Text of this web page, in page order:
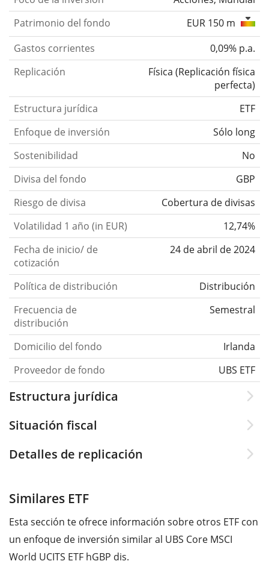
Patrimonio del fondo
EUR 150 m
Gastos corrientes
0,09% p.a.
Replicación
Física (Replicación física
perfecta)
Estructura jurídica
ETF
Enfoque de inversión
Sólo long
Sostenibilidad
No
Divisa del fondo
GBP
Riesgo de divisa
Cobertura de divisas
Volatilidad 1 año (in EUR)
12,74%
Fecha de inicio/ de
cotización
24 de abril de 2024
Política de distribución
Distribución
Frecuencia de
distribución
Semestral
Domicilio del fondo
Irlanda
Proveedor de fondo
UBS ETF
Estructura jurídica
Situación fiscal
Detalles de replicación
Similares ETF
Esta sección te ofrece información sobre otros ETF con
un enfoque de inversión similar al UBS Core MSCI
World UCITS ETF hGBP dis.